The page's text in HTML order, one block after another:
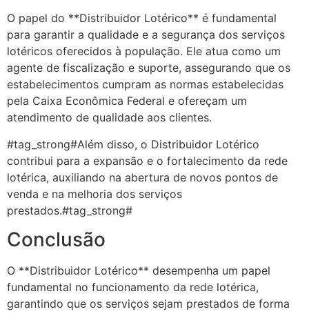
O papel do **Distribuidor Lotérico** é fundamental
para garantir a qualidade e a segurança dos serviços
lotéricos oferecidos à população. Ele atua como um
agente de fiscalização e suporte, assegurando que os
estabelecimentos cumpram as normas estabelecidas
pela Caixa Econômica Federal e ofereçam um
atendimento de qualidade aos clientes.
#tag_strong#Além disso, o Distribuidor Lotérico
contribui para a expansão e o fortalecimento da rede
lotérica, auxiliando na abertura de novos pontos de
venda e na melhoria dos serviços
prestados.#tag_strong#
Conclusão
O **Distribuidor Lotérico** desempenha um papel
fundamental no funcionamento da rede lotérica,
garantindo que os serviços sejam prestados de forma